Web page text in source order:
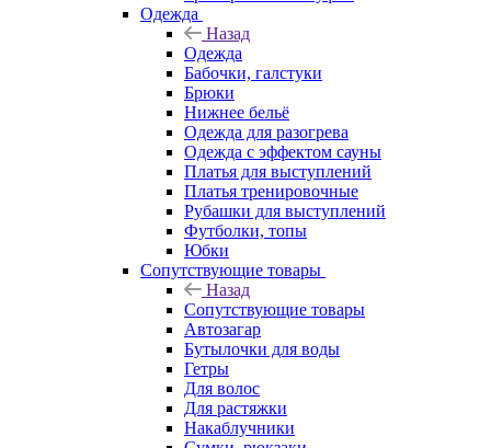
Одежда
Назад
Одежда
Бабочки, галстуки
Брюки
Нижнее бельё
Одежда для разогрева
Одежда с эффектом сауны
Платья для выступлений
Платья тренировочные
Рубашки для выступлений
Футболки, топы
Юбки
Сопутствующие товары
Назад
Сопутствующие товары
Автозагар
Бутылочки для воды
Гетры
Для волос
Для растяжки
Накаблучники